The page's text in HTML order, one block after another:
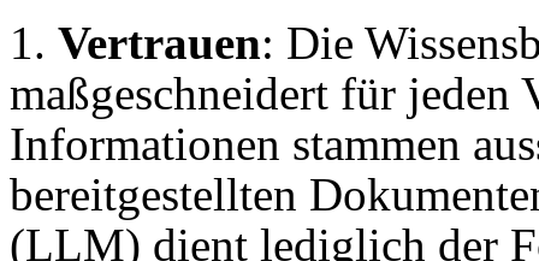
1. Vertrauen: Die
maßgeschneidert für jeden
Informationen stammen
bereitgestellten
(LLM) dient lediglich der